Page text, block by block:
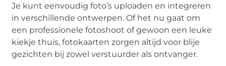
Je kunt eenvoudig foto’s uploaden en integreren
in verschillende ontwerpen. Of het nu gaat om
een professionele fotoshoot of gewoon een leuke
kiekje thuis, fotokaarten zorgen altijd voor blije
gezichten bij zowel verstuurder als ontvanger.